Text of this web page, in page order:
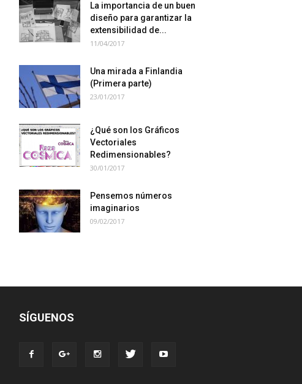
La importancia de un buen
diseño para garantizar la
extensibilidad de...
11/04/2017
Una mirada a Finlandia
(Primera parte)
23/01/2017
¿Qué son los Gráficos
Vectoriales
Redimensionables?
30/01/2017
Pensemos números
imaginarios
09/02/2017
SÍGUENOS